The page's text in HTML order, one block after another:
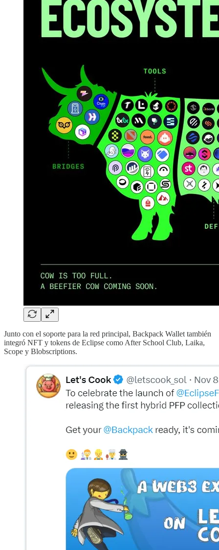
Junto con el soporte para la red principal, Backpack Wallet también
integró NFT y tokens de Eclipse como After School Club, Laika,
Scope y Blobscriptions.